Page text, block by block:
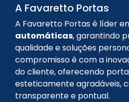
A Favaretto Portas
A Favaretto Portas é líder
automáticas, garantindo
qualidade e soluções
compromisso é com a
do cliente, oferecendo
esteticamente agradáveis,
transparente e pontual.